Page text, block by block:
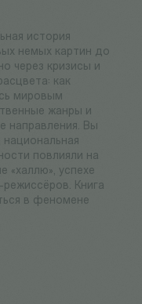
история
немых картин до
через кризисы и
как
мировым
жанры и
направления. Вы
национальная
повлияли на
«халлю», успехе
Книга
в феномене